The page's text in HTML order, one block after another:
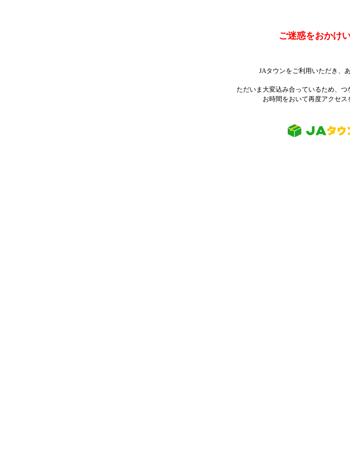
ご迷惑をおかけ
JAタウンをご利用いただき、
ただいま大変込み合っているため、つ
お時間をおいて再度アクセス